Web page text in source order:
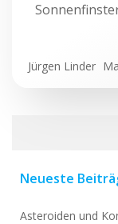
Jürgen Linder
Neueste
Asteroiden und